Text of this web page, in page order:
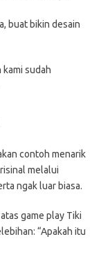
buat bikin desain
kami sudah
contoh menarik
melalui
ngak luar biasa.
game play Tiki
“Apakah itu